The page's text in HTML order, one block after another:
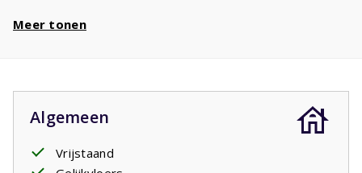
voorzien. De
andereslaapkamersmet twee eenpersoons
boxspringbedden hebben de beschikking over de
tweede badkamer
wastafel en toilet. Door de grote schuifdeuren of
openslaande deuren komt u op het ruime terras waar een
Meer tonen
Algemeen
Vrijstaand